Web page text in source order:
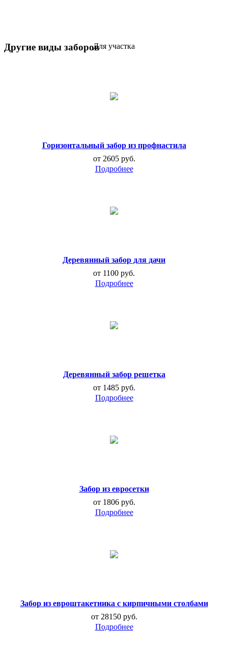
Для участка
Другие виды заборов
Горизонтальный забор из профнастила
от 2605 руб.
Деревянный забор для дачи
от 1100 руб.
Деревянный забор решетка
от 1485 руб.
Забор из евросетки
от 1806 руб.
Забор из евроштакетника с кирпичными столбами
от 28150 руб.